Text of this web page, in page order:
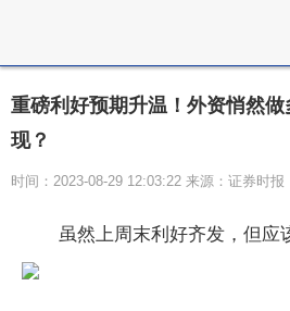
重磅利好预期升温！外资悄然
现？
时间：2023-08-29 12:03:22 来源：证券时报
虽然上周末利好齐发，但应